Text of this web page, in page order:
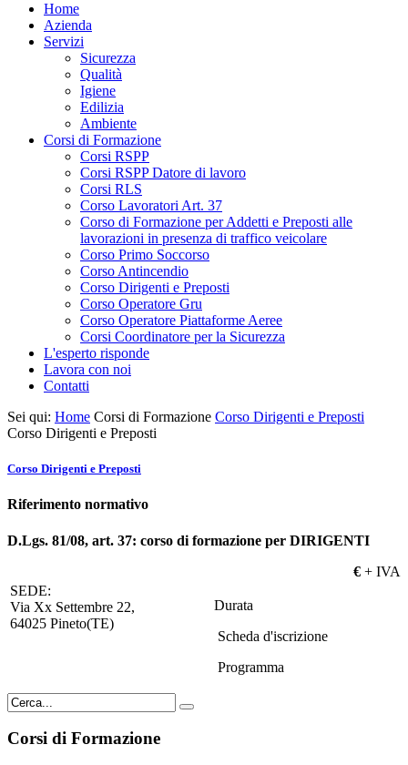
Home
Azienda
Servizi
Sicurezza
Qualità
Igiene
Edilizia
Ambiente
Corsi di Formazione
Corsi RSPP
Corsi RSPP Datore di lavoro
Corsi RLS
Corso Lavoratori Art. 37
Corso di Formazione per Addetti e Preposti alle
lavorazioni in presenza di traffico veicolare
Corso Primo Soccorso
Corso Antincendio
Corso Dirigenti e Preposti
Corso Operatore Gru
Corso Operatore Piattaforme Aeree
Corsi Coordinatore per la Sicurezza
L'esperto risponde
Lavora con noi
Contatti
Sei qui: Home Corsi di Formazione Corso Dirigenti e Preposti
Corso Dirigenti e Preposti
Corso Dirigenti e Preposti
Riferimento normativo
D.Lgs. 81/08, art. 37: corso di formazione per DIRIGENTI
€ + IVA
SEDE:
Via Xx Settembre 22,
64025 Pineto(TE)
Durata
Scheda d'iscrizione
Programma
Corsi di Formazione